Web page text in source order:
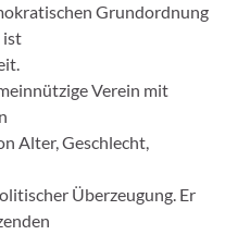
Grundordnung
ist
tzigeVerein mit
Alter,Geschlecht,
Überzeugung. Er